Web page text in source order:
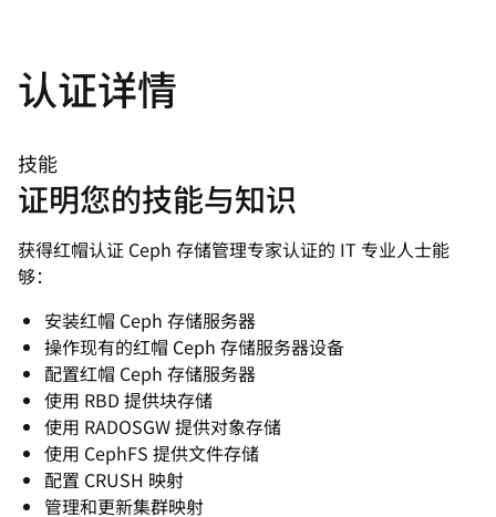
认证详情
技能
证明您的技能与知识
获得红帽认证 Ceph 存储管理专家认证的 IT 专业人士能
够：
安装红帽 Ceph 存储服务器
操作现有的红帽 Ceph 存储服务器设备
配置红帽 Ceph 存储服务器
使用 RBD 提供块存储
使用 RADOSGW 提供对象存储
使用 CephFS 提供文件存储
配置 CRUSH 映射
管理和更新集群映射